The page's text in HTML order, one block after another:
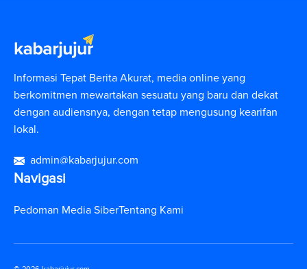
Informasi Tepat Berita Akurat, media online yang
berkomitmen mewartakan sesuatu yang baru dan dekat
dengan audiensnya, dengan tetap mengusung kearifan
lokal.
admin@kabarjujur.com
Navigasi
Pedoman Media SiberTentang Kami